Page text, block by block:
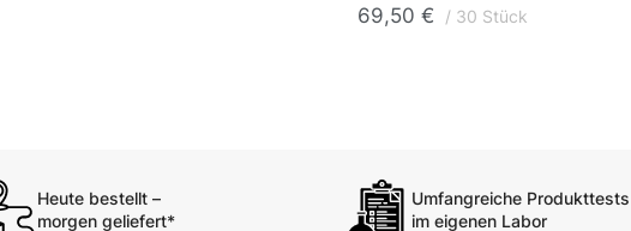
69,50 € 30 Stück
Heute bestellt –
morgen geliefert*
Umfangreiche Produkttests
im eigenen Labor